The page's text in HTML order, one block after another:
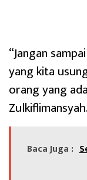
“Jangan
yang kita
orang yang
Zulkiflimansyah.
Baca Juga :